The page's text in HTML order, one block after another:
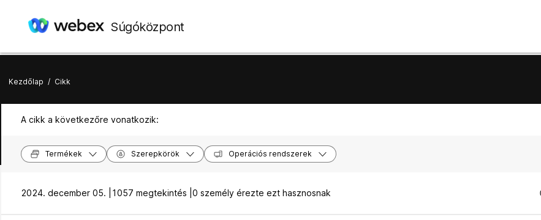
Súgóközpont
Kezdőlap / Cikk
A cikk a következőre vonatkozik:
Termékek Szerepkörök Operációs rendszerek
2024. december 05. | 1057 megtekintés | 0 személy érezte ezt hasznosnak